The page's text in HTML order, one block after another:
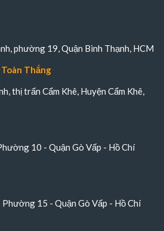
phường 19, Quận Bình Thạnh, HCM
Thắng
thị trấn Cẩm Khê, Huyện Cẩm Khê,
10 - Quận Gò Vấp - Hồ Chí
15 - Quận Gò Vấp - Hồ Chí